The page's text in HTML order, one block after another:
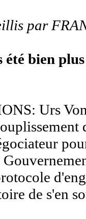
par
été bien
Urs
de s'en